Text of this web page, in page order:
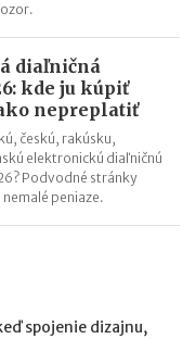
diaľničná
kde ju kúpiť
nepreplatiť
českú, rakúsku,
elektronickú diaľničnú
Podvodné stránky
peniaze.
spojenie dizajnu,